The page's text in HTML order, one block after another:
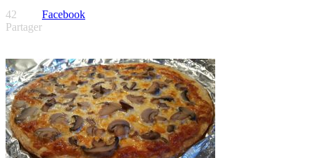
42
Partager
Facebook